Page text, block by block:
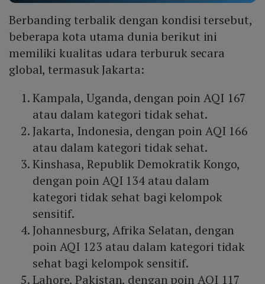
Berbanding terbalik dengan kondisi tersebut,
beberapa kota utama dunia berikut ini
memiliki kualitas udara terburuk secara
global, termasuk Jakarta:
Kampala, Uganda, dengan poin AQI 167
atau dalam kategori tidak sehat.
Jakarta, Indonesia, dengan poin AQI 166
atau dalam kategori tidak sehat.
Kinshasa, Republik Demokratik Kongo,
dengan poin AQI 134 atau dalam
kategori tidak sehat bagi kelompok
sensitif.
Johannesburg, Afrika Selatan, dengan
poin AQI 123 atau dalam kategori tidak
sehat bagi kelompok sensitif.
Lahore, Pakistan, dengan poin AQI 117